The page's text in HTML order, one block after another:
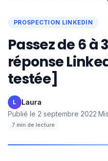
PROSPECTION LINKEDIN
Passez de 6 à
réponse
testée]
L Laura·
Publié le 2 septembre 2022·
7 min de lecture